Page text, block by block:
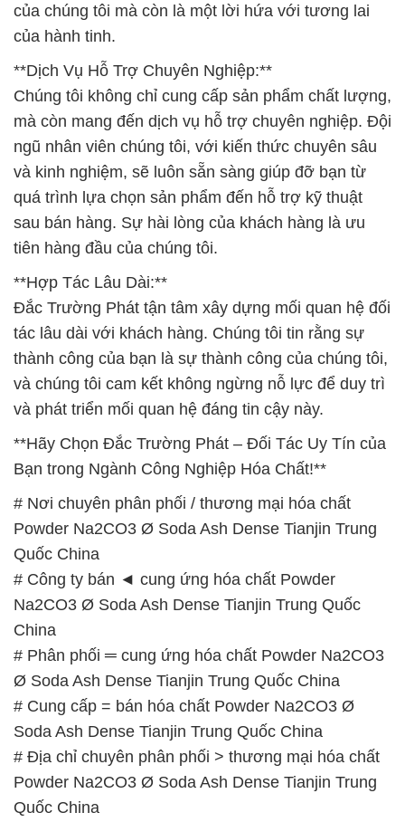
của chúng tôi mà còn là một lời hứa với tương lai
của hành tinh.
**Dịch Vụ Hỗ Trợ Chuyên Nghiệp:**
Chúng tôi không chỉ cung cấp sản phẩm chất lượng,
mà còn mang đến dịch vụ hỗ trợ chuyên nghiệp. Đội
ngũ nhân viên chúng tôi, với kiến thức chuyên sâu
và kinh nghiệm, sẽ luôn sẵn sàng giúp đỡ bạn từ
quá trình lựa chọn sản phẩm đến hỗ trợ kỹ thuật
sau bán hàng. Sự hài lòng của khách hàng là ưu
tiên hàng đầu của chúng tôi.
**Hợp Tác Lâu Dài:**
Đắc Trường Phát tận tâm xây dựng mối quan hệ đối
tác lâu dài với khách hàng. Chúng tôi tin rằng sự
thành công của bạn là sự thành công của chúng tôi,
và chúng tôi cam kết không ngừng nỗ lực để duy trì
và phát triển mối quan hệ đáng tin cậy này.
**Hãy Chọn Đắc Trường Phát – Đối Tác Uy Tín của
Bạn trong Ngành Công Nghiệp Hóa Chất!**
# Nơi chuyên phân phối / thương mại hóa chất
Powder Na2CO3 Ø Soda Ash Dense Tianjin Trung
Quốc China
# Công ty bán ◄ cung ứng hóa chất Powder
Na2CO3 Ø Soda Ash Dense Tianjin Trung Quốc
China
# Phân phối ═ cung ứng hóa chất Powder Na2CO3
Ø Soda Ash Dense Tianjin Trung Quốc China
# Cung cấp = bán hóa chất Powder Na2CO3 Ø
Soda Ash Dense Tianjin Trung Quốc China
# Địa chỉ chuyên phân phối > thương mại hóa chất
Powder Na2CO3 Ø Soda Ash Dense Tianjin Trung
Quốc China